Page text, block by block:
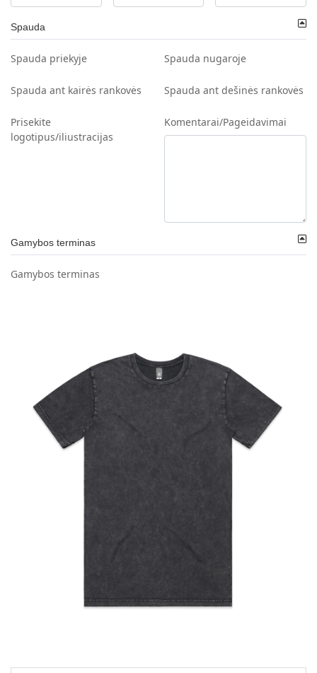
Spauda
Spauda priekyje Spauda nugaroje
Spauda ant kairės rankovės Spauda ant dešinės rankovės
Prisekite
logotipus/iliustracijas
Komentarai/Pageidavimai
Gamybos terminas
Gamybos terminas